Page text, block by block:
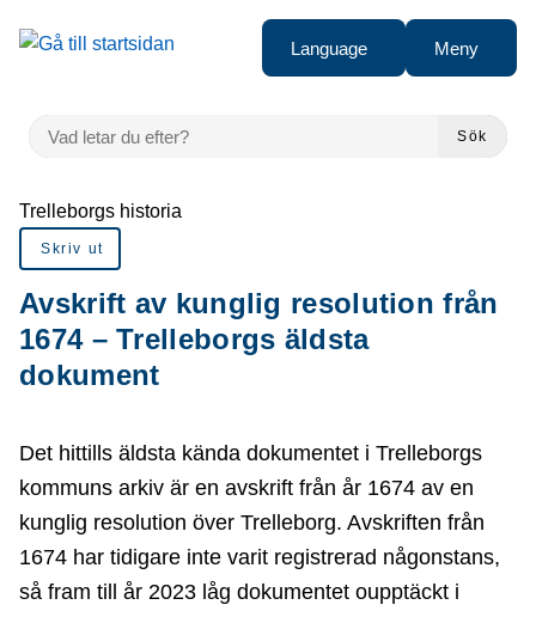
Gå till innehåll
till sidomeny
Language Meny
VAD LETAR DU EFTER?
Sök
Du är här:
Trelleborgs historia
Skriv ut
Avskrift av kunglig resolution från
1674 – Trelleborgs äldsta
dokument
Det hittills äldsta kända dokumentet i Trelleborgs
kommuns arkiv är en avskrift från år 1674 av en
kunglig resolution över Trelleborg. Avskriften från
1674 har tidigare inte varit registrerad någonstans,
så fram till år 2023 låg dokumentet oupptäckt i